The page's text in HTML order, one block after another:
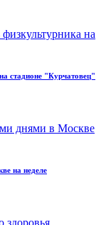
стадионе "Курчатовец"
на неделе